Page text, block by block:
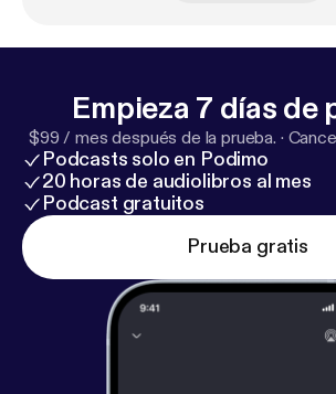
Empieza 7 días de
$99 / mes después de la prueba. ·
Podcasts solo en Podimo
20 horas de audiolibros al mes
Podcast gratuitos
Prueba gratis